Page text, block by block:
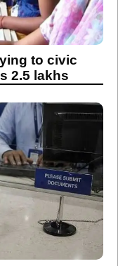
to civic
2.5 lakhs